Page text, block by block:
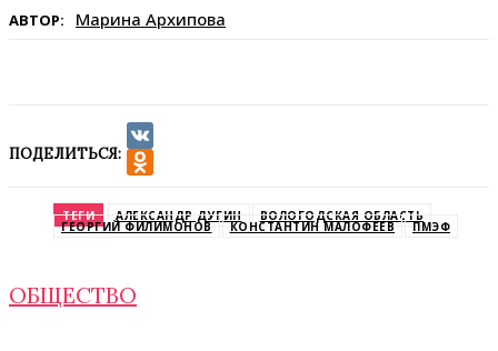
АВТОР: Марина Архипова
ПОДЕЛИТЬСЯ:
VK
ТЕГИ АЛЕКСАНДР ДУГИН ВОЛОГОДСКАЯ ОБЛАСТЬ
ГЕОРГИЙ ФИЛИМОНОВ КОНСТАНТИН МАЛОФЕЕВ ПМЭФ
ОБЩЕСТВО